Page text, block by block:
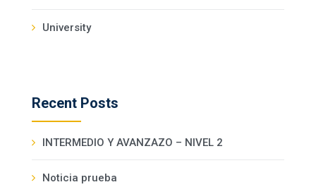
University
Recent Posts
INTERMEDIO Y AVANZAZO – NIVEL 2
Noticia prueba